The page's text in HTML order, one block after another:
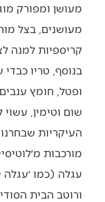
מעושן ומפורק
מעושנים, בצל
קריספיות למנה
בנוסף, טריו
ופטל, חומץ
שום וטימין, עשוי
העיקריות
מורכבות
עגלה (כמו ׳עגלה
ורוטב הבית